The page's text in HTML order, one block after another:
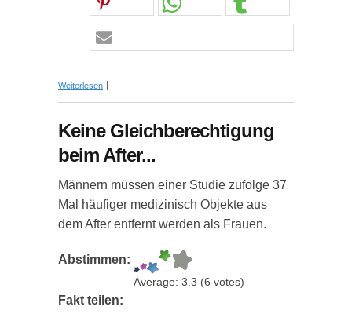
Weiterlesen über Das hast du noch nicht über Las Vegas
Keine Gleichberechtigung
beim After...
Männern müssen einer Studie zufolge 37
Mal häufiger medizinisch Objekte aus
dem After entfernt werden als Frauen.
Abstimmen:
Average: 3.3 (6 votes)
Fakt teilen: